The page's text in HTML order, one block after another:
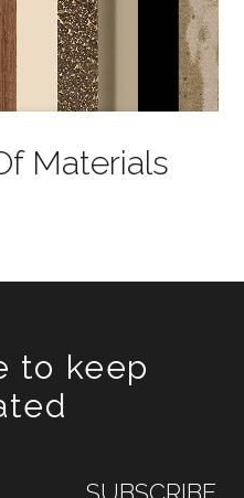
Materials
to keep